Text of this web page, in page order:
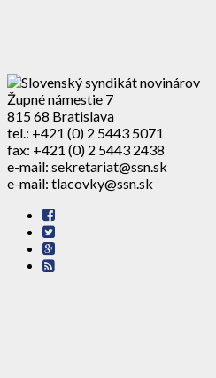
Župné námestie 7
815 68 Bratislava
tel.: +421 (0) 2 5443 5071
fax: +421 (0) 2 5443 2438
e-mail: sekretariat@ssn.sk
e-mail: tlacovky@ssn.sk